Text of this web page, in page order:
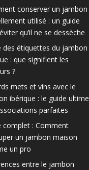
conserver un jambon
utilisé : un guide
qu’il ne se dessèche
des étiquettes du jambon
: que signifient les
?
mets et vins avec le
ibérique : le guide ultime
parfaites
complet : Comment
un jambon maison
un pro
entre le jambon